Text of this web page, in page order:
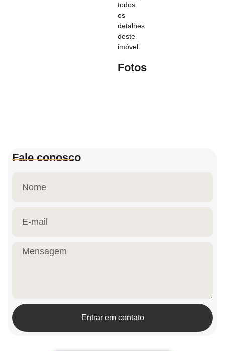
todos
os
detalhes
deste
imóvel.
Fotos
Fale conosco
Entrar em contato